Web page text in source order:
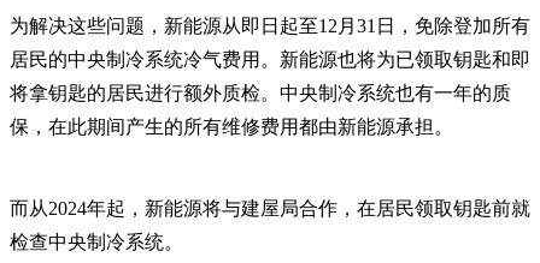
为解决这些问题，新能源从即日起至12月31日，免除登加所有
居民的中央制冷系统冷气费用。新能源也将为已领取钥匙和即
将拿钥匙的居民进行额外质检。中央制冷系统也有一年的质
保，在此期间产生的所有维修费用都由新能源承担。
而从2024年起，新能源将与建屋局合作，在居民领取钥匙前就
检查中央制冷系统。